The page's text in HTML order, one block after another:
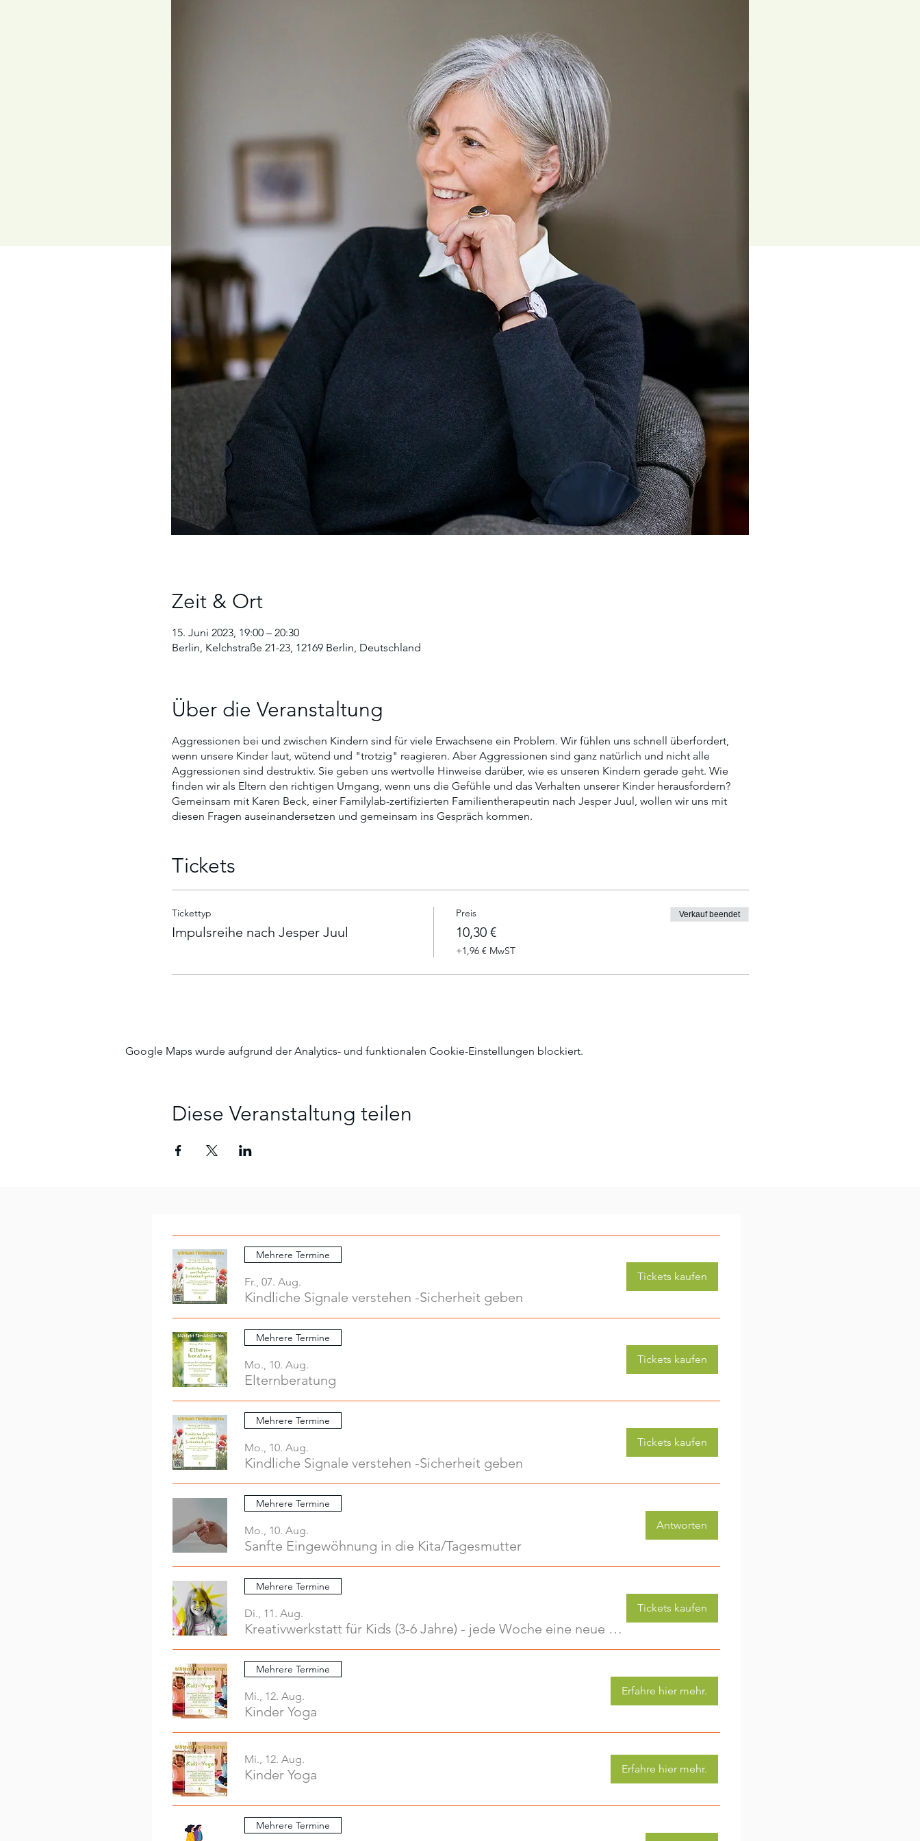
Zeit & Ort
15. Juni 2023, 19:00 – 20:30
Berlin, Kelchstraße 21-23, 12169 Berlin, Deutschland
Über die Veranstaltung
Aggressionen bei und zwischen Kindern sind für viele Erwachsene ein Problem. Wir fühlen uns schnell überfordert,
wenn unsere Kinder laut, wütend und "trotzig" reagieren. Aber Aggressionen sind ganz natürlich und nicht alle
Aggressionen sind destruktiv. Sie geben uns wertvolle Hinweise darüber, wie es unseren Kindern gerade geht. Wie
finden wir als Eltern den richtigen Umgang, wenn uns die Gefühle und das Verhalten unserer Kinder herausfordern?
Gemeinsam mit Karen Beck, einer Familylab-zertifizierten Familientherapeutin nach Jesper Juul, wollen wir uns mit
diesen Fragen auseinandersetzen und gemeinsam ins Gespräch kommen.
Tickets
Tickettyp
Impulsreihe nach Jesper Juul
Preis
10,30 €
+1,96 € MwST
Verkauf beendet
Google Maps wurde aufgrund der Analytics- und funktionalen Cookie-Einstellungen blockiert.
Diese Veranstaltung teilen
Mehrere Termine
Fr., 07. Aug.
Kindliche Signale verstehen -Sicherheit geben
Tickets kaufen
Mehrere Termine
Mo., 10. Aug.
Elternberatung
Tickets kaufen
Mehrere Termine
Mo., 10. Aug.
Kindliche Signale verstehen -Sicherheit geben
Tickets kaufen
Mehrere Termine
Mo., 10. Aug.
Sanfte Eingewöhnung in die Kita/Tagesmutter
Antworten
Mehrere Termine
Di., 11. Aug.
Kreativwerkstatt für Kids (3-6 Jahre) - jede Woche eine neue Aktivität (2)
Tickets kaufen
Mehrere Termine
Mi., 12. Aug.
Kinder Yoga
Erfahre hier mehr.
Mi., 12. Aug.
Kinder Yoga Erfahre hier mehr.
Mehrere Termine